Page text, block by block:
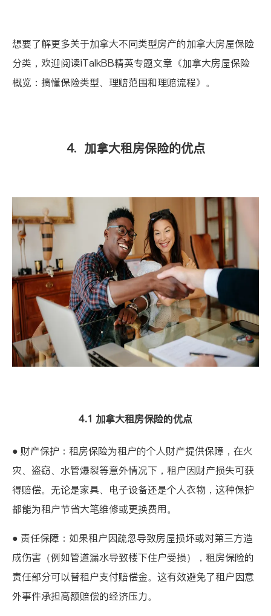
想要了解更多关于加拿大不同类型房产的加拿大房屋保险
分类，欢迎阅读iTalkBB精英专题文章 《加拿大房屋保险
概览：搞懂保险类型、理赔范围和理赔流程》 。
4. 加拿大租房保险的优点
4.1 加拿大租房保险的优点
● 财产保护：租房保险为租户的个人财产提供保障，在火
灾、盗窃、水管爆裂等意外情况下，租户因财产损失可获
得赔偿。无论是家具、电子设备还是个人衣物，这种保护
都能为租户节省大笔维修或更换费用。
● 责任保障：如果租户因疏忽导致房屋损坏或对第三方造
成伤害（例如管道漏水导致楼下住户受损），租房保险的
责任部分可以替租户支付赔偿金。这有效避免了租户因意
外事件承担高额赔偿的经济压力。